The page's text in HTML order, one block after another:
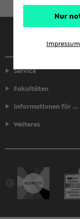
Service
Fakultäten
Informationen für ...
Weiteres
Nur
Impressum